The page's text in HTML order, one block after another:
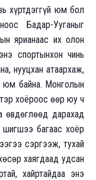
хүртдэггүй юм бол
Бадар-Ууганыг
ярианаас их олон
спортынхон чинь
нууцхан атаархаж,
юм байна. Монголын
хоёроос өөр юу ч
өвдөглөөд дарахад
багаас хоёр
сэргээж, тухай
хаягдаад удсан
хайртайдаа энэ